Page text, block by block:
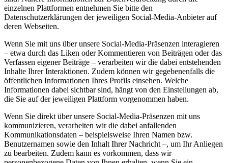
einzelnen Plattformen entnehmen Sie bitte den
Datenschutzerklärungen der jeweiligen Social-Media-Anbieter auf
deren Webseiten.
Wenn Sie mit uns über unsere Social-Media-Präsenzen interagieren
– etwa durch das Liken oder Kommentieren von Beiträgen oder das
Verfassen eigener Beiträge – verarbeiten wir die dabei entstehenden
Inhalte Ihrer Interaktionen. Zudem können wir gegebenenfalls die
öffentlichen Informationen Ihres Profils einsehen. Welche
Informationen dabei sichtbar sind, hängt von den Einstellungen ab,
die Sie auf der jeweiligen Plattform vorgenommen haben.
Wenn Sie direkt über unsere Social-Media-Präsenzen mit uns
kommunizieren, verarbeiten wir die dabei anfallenden
Kommunikationsdaten – beispielsweise Ihren Namen bzw.
Benutzernamen sowie den Inhalt Ihrer Nachricht –, um Ihr Anliegen
zu bearbeiten. Zudem kann es vorkommen, dass wir